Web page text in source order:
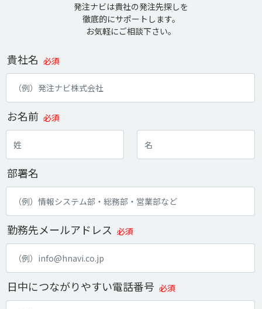
発注ナビは貴社の発注先探しを
徹底的にサポートします。
お気軽にご相談下さい。
貴社名 必須
お名前 必須
部署名
勤務先メールアドレス 必須
日中につながりやすい電話番号 必須